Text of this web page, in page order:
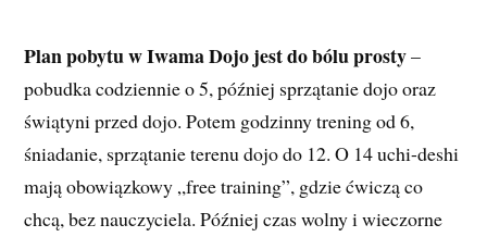
Plan pobytu w Iwama Dojo jest do bólu prosty–
pobudka codziennie o 5, później sprzątanie dojo oraz
świątyni przed dojo. Potem godzinny trening od 6,
śniadanie, sprzątanie terenu dojo do 12. O 14 uchi-deshi
mają obowiązkowy „free training”, gdzie ćwiczą co
chcą, bez nauczyciela. Później czas wolny i wieczorne